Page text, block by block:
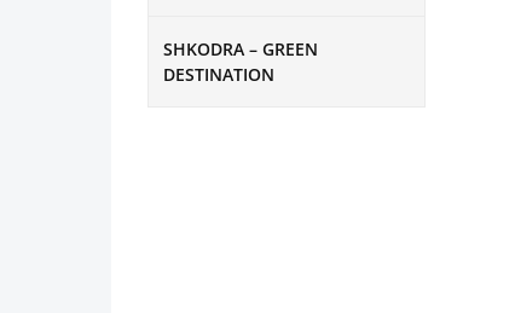
SHKODRA – GREEN
DESTINATION